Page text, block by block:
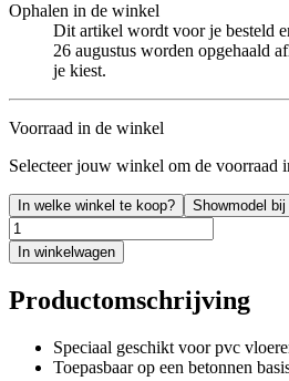
Ophalen in de winkel
Dit artikel wordt voor je besteld
26 augustus worden opgehaald
je kiest.
Voorraad in de winkel
Selecteer jouw winkel om de voorraad
In welke winkel te koop? Showmodel
In winkelwagen
Productomschrijving
Speciaal geschikt voor pvc
Toepasbaar op een betonnen